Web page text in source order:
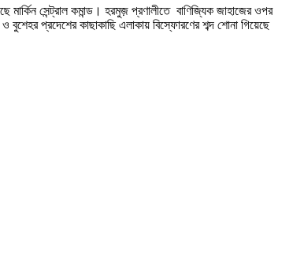
মার্কিন সেন্ট্রাল কমান্ড। হরমুজ় প্রণালীতে বাণিজ্যিক জাহাজের ওপর
প্রদেশের কাছাকাছি এলাকায় বিস্ফোরণের শব্দ শোনা গিয়েছে